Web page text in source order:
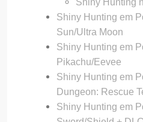
Shiny Hunting em
Sun/Ultra Moon
Shiny Hunting em
Pikachu/Eevee
Shiny Hunting em
Dungeon: Rescue
Shiny Hunting em